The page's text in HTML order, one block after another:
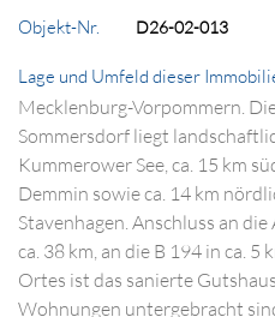
Objekt-Nr. D26-02-013
Lage und Umfeld dieser
Mecklenburg-Vorpommern.
Sommersdorf liegt
Kummerower See, ca. 15 km
Demmin sowie ca. 14 km
Stavenhagen. Anschluss an
ca. 38 km, an die B 194 in ca. 5
Ortes ist das sanierte
Wohnungen untergebracht